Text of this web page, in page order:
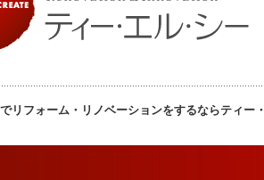
リフォーム・リノベーションをするならティ